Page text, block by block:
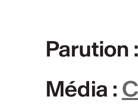
Parution
Média :